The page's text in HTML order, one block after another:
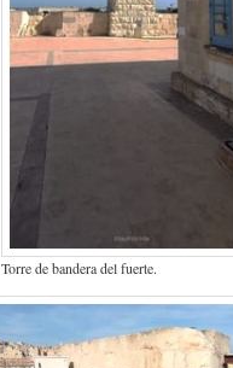
Torre de bandera del fuerte.